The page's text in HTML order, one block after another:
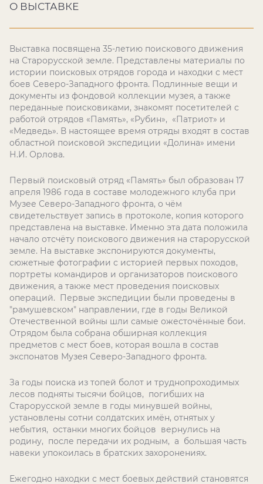
О ВЫСТАВКЕ
Выставка посвящена 35-летию поискового движения
на Старорусской земле. Представлены материалы по
истории поисковых отрядов города и находки с мест
боев Северо-Западного фронта. Подлинные вещи и
документы из фондовой коллекции музея, а также
переданные поисковиками, знакомят посетителей с
работой отрядов «Память», «Рубин», «Патриот» и
«Медведь». В настоящее время отряды входят в состав
областной поисковой экспедиции «Долина» имени
Н.И. Орлова.
Первый поисковый отряд «Память» был образован 17
апреля 1986 года в составе молодежного клуба при
Музее Северо-Западного фронта, о чём
свидетельствует запись в протоколе, копия которого
представлена на выставке. Именно эта дата положила
начало отсчёту поискового движения на старорусской
земле. На выставке экспонируются документы,
сюжетные фотографии с историей первых походов,
портреты командиров и организаторов поискового
движения, а также мест проведения поисковых
операций. Первые экспедиции были проведены в
"рамушевском" направлении, где в годы Великой
Отечественной войны шли самые ожесточённые бои.
Отрядом была собрана обширная коллекция
предметов с мест боев, которая вошла в состав
экспонатов Музея Северо-Западного фронта.
За годы поиска из топей болот и труднопроходимых
лесов подняты тысячи бойцов, погибших на
Старорусской земле в годы минувшей войны,
установлены сотни солдатских имён, отнятых у
небытия, останки многих бойцов вернулись на
родину, после передачи их родным, а большая часть
навеки упокоилась в братских захоронениях.
Ежегодно находки с мест боевых действий становятся